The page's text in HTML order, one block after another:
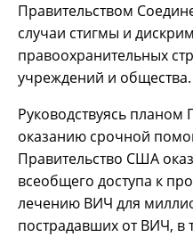
Правительством
случаи стигмы и
правоохранительных
учреждений и общества.
Руководствуясь
оказанию срочной
Правительство США
всеобщего доступа к
лечению ВИЧ для
пострадавших от ВИЧ, в